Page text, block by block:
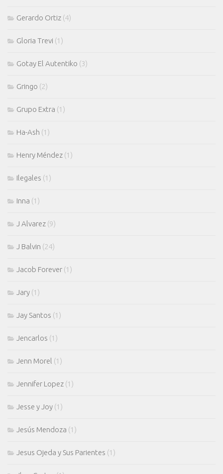
Gerardo Ortiz (4)
Gloria Trevi (1)
Gotay El Autentiko (3)
Gringo (2)
Grupo Extra (1)
Ha-Ash (1)
Henry Méndez (1)
Ilegales (1)
Inna (1)
J Alvarez (9)
J Balvin (24)
Jacob Forever (1)
Jary (1)
Jay Santos (1)
Jencarlos (1)
Jenn Morel (1)
Jennifer Lopez (1)
Jesse y Joy (1)
Jesús Mendoza (1)
Jesus Ojeda y Sus Parientes (1)